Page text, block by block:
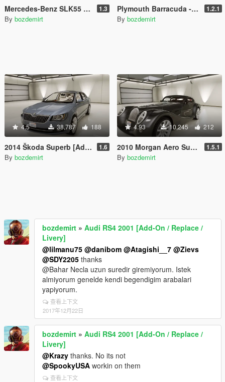
Mercedes-Benz SLK55 AMG [Add-On / Replace] 1.3
By bozdemirt
Plymouth Barracuda - Fast 7 [Add-On / Replace] 1.2.1
By bozdemirt
4.5 38,787 188
2014 Škoda Superb [Add-On / Replace] 1.6
By bozdemirt
4.93 10,245 212
2010 Morgan Aero SuperSports [Add-On / Replace] 1.5.1
By bozdemirt
bozdemirt » Audi RS4 2001 [Add-On / Replace /
Livery]
@lilmanu75 @danibom @Atagishi__7 @Zievs
@SDY2205 thanks
@Bahar Necla uzun suredir giremiyorum. Istek
almiyorum genelde kendi begendigim arabalari
yapiyorum.
查看上下文
2017年12月22日
bozdemirt » Audi RS4 2001 [Add-On / Replace /
Livery]
@Krazy thanks. No its not
@SpookyUSA workin on them
查看上下文